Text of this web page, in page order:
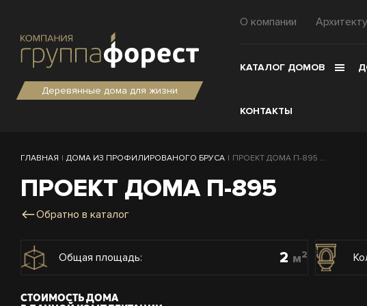
Деревянные дома для жизни
О компании
КАТАЛОГ ДОМОВ
КОНТАКТЫ
ГЛАВНАЯ | ДОМА ИЗ ПРОФИЛИРОВАНОГО БРУСА | ПРОЕКТ ДОМА П-895 ...
ПРОЕКТ ДОМА П-895
Обратно в каталог
Общая площадь: 2 м2
СТОИМОСТЬ ДОМА